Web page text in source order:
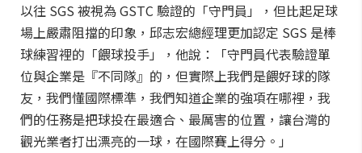
以往 SGS 被視為 GSTC 驗證的「守門員」，但比起足球
場上嚴肅阻擋的印象，邱志宏總經理更加認定 SGS 是棒
球練習裡的「餵球投手」，他說：「守門員代表驗證單
位與企業是『不同隊』的，但實際上我們是餵好球的隊
友，我們懂國際標準，我們知道企業的強項在哪裡，我
們的任務是把球投在最適合、最厲害的位置，讓台灣的
觀光業者打出漂亮的一球，在國際賽上得分。」